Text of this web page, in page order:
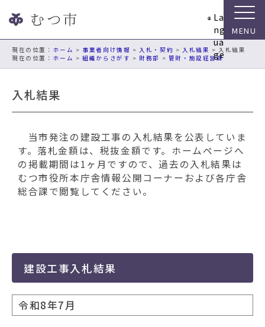
ビ
La
ng
ua
ge
現在の位置： ホーム > 事業者向け情報 > 入札・契約 > 入札結果 > 入札結果
ホーム >組織からさがす > 財務部 > 管財・施設経営課
入札結果
当市発注の建設工事の入札結果を公表していま
す。落札金額は、税抜金額です。ホームページへ
の掲載期間は1ヶ月ですので、過去の入札結果は
むつ市役所本庁舎情報公開コーナーおよび各庁舎
総合課で閲覧してください。
建設工事入札結果
令和8年7月